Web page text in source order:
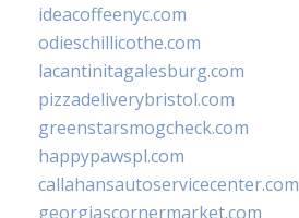
ideacoffeenyc.com
odieschillicothe.com
lacantinitagalesburg.com
pizzadeliverybristol.com
greenstarsmogcheck.com
happypawspl.com
callahansautoservicecenter.com
georgiascornermarket.com